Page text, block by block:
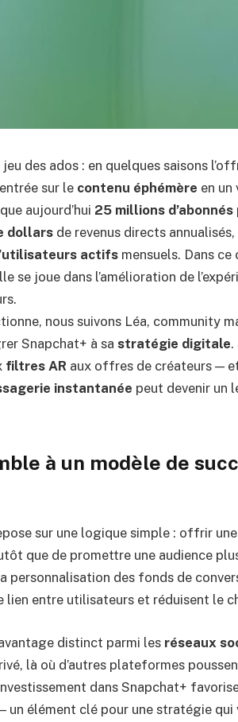
des ados : en quelques saisons
sur le contenu éphémère en
aujourd’hui 25 millions
dollars de revenus directs
actifs mensuels. Dans
se joue dans l’amélioration de
nous suivons Léa, community
Snapchat+ à sa stratégie digitale.
filtres AR aux offres de créateurs —
instantanée peut devenir un
à un modèle de
sur une logique simple : offrir
que de promettre une audience
personnalisation des fonds de
lien entre utilisateurs et réduisent le
distinct parmi les réseaux
là où d’autres plateformes
dans Snapchat+
élément clé pour une stratégie qui